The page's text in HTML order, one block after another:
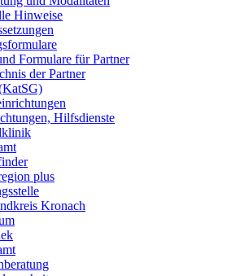
Hinweise
Formulare für Partner
der Partner
Hilfsdienste
plus
Kronach